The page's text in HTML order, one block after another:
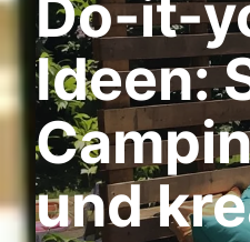
Do-it-
Ideen:
und